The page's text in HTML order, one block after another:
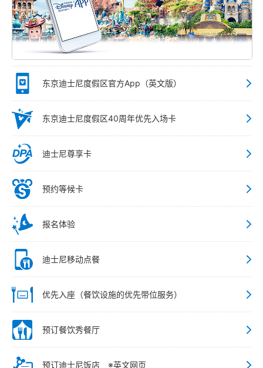
东京迪士尼度假区官方App（英文版）
东京迪士尼度假区40周年优先入场卡
迪士尼尊享卡
预约等候卡
报名体验
迪士尼移动点餐
优先入座（餐饮设施的优先带位服务）
预订餐饮秀餐厅
预订迪士尼饭店 ※英文网页